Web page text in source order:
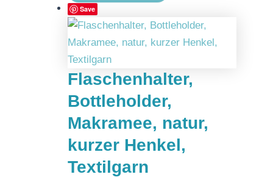
Save
Flaschenhalter,
Bottleholder,
Makramee, natur,
kurzer Henkel,
Textilgarn